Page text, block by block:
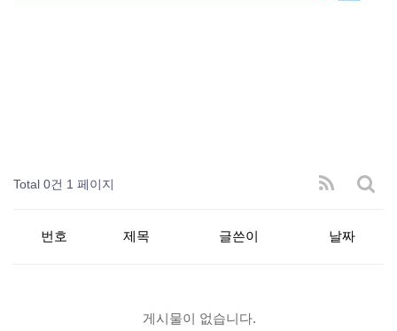
Total 0건 1 페이지
번호 제목 글쓴이 날짜
게시물이 없습니다.